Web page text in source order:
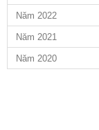
Năm 2022
Năm 2021
Năm 2020